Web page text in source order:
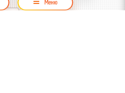
Меню